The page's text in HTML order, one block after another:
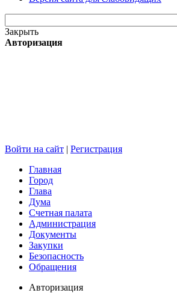
Закрыть
Авторизация
Войти на сайт | Регистрация
Главная
Город
Глава
Дума
Счетная палата
Администрация
Документы
Закупки
Безопасность
Обращения
Авторизация